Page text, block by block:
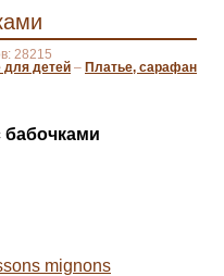
28215
для детей – Платье, сарафан
бабочками
mignons